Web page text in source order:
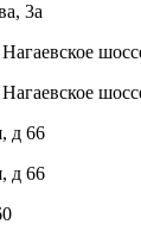
3а
д 66
д 66